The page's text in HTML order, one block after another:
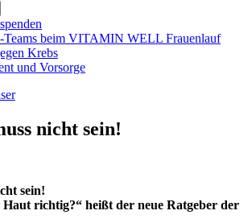
Teams beim VITAMIN WELL Frauenlauf
Krebs
und Vorsorge
nicht sein!
sein!
Haut richtig?“ heißt der neue Ratgeber der